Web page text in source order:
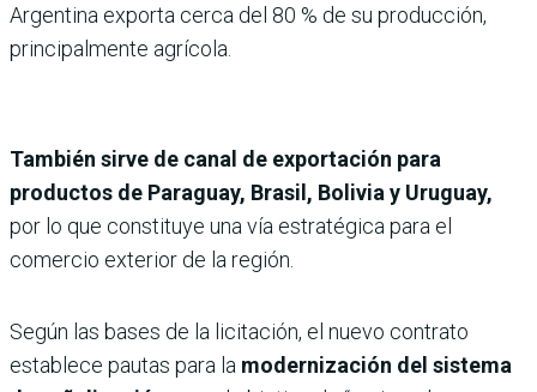
Argentina exporta cerca del 80 % de su producción,
principalmente agrícola.
También sirve de canal de exportación para
productos de Paraguay, Brasil, Bolivia y Uruguay,
por lo que constituye una vía estratégica para el
comercio exterior de la región.
Según las bases de la licitación, el nuevo contrato
establece pautas para la modernización del sistema